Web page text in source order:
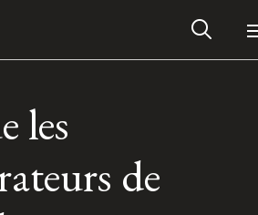
les
de